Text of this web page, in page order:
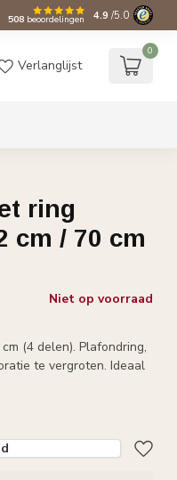
508 beoordelingen 4.9 /5.0
Verlanglijst
0
ring
cm / 70 cm
Niet op voorraad
(4 delen). Plafondring,
te vergroten. Ideaal